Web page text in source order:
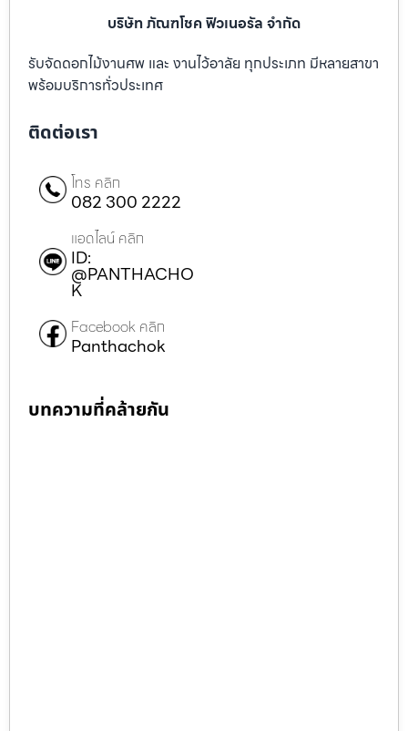
บริษัท ภัณฑโชค ฟิวเนอรัล จำกัด
รับจัดดอกไม้งานศพ และ งานไว้อาลัย ทุกประเภท มีหลายสาขา
พร้อมบริการทั่วประเทศ
ติดต่อเรา
โทร คลิก
082 300 2222
แอดไลน์ คลิก
ID:
@PANTHACHO
K
Facebook คลิก
Panthachok
บทความที่คล้ายกัน